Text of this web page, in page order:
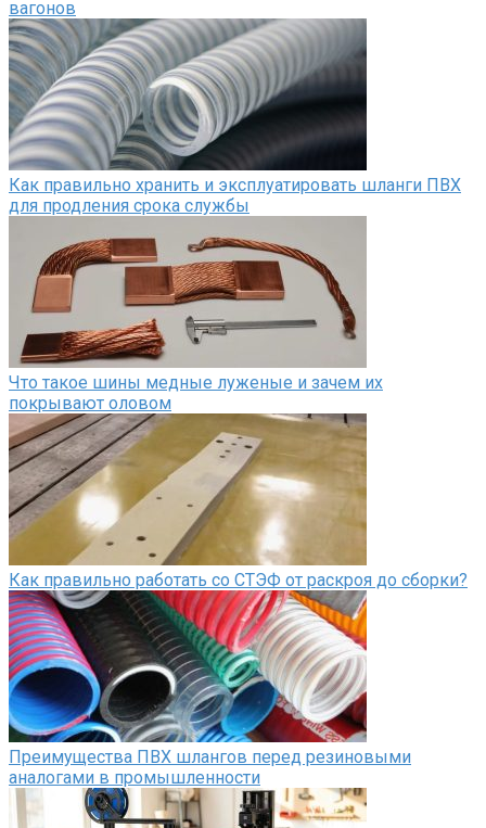
вагонов
Как правильно хранить и эксплуатировать шланги ПВХ
для продления срока службы
Что такое шины медные луженые и зачем их
покрывают оловом
Как правильно работать со СТЭФ от раскроя до сборки?
Преимущества ПВХ шлангов перед резиновыми
аналогами в промышленности